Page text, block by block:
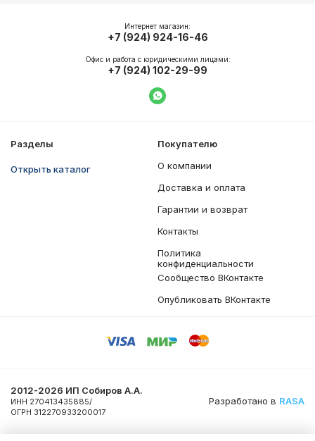
Разделы
Открыть каталог
Покупателю
О компании
Доставка и оплата
Гарантии и возврат
Контакты
Политика
конфиденциальности
Сообщество ВКонтакте
Опубликовать ВКонтакте
Интернет магазин:
+7 (924) 924-16-46
Офис и работа с юридическими лицами:
+7 (924) 102-29-99
Написать в WhatsApp
2012-2026 ИП Собиров А.А.
ИНН 270413435885/
ОГРН 312270933200017
Разработано в RASA